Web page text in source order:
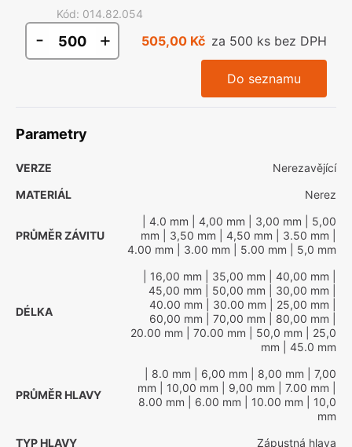
Kód: 014.82.054
- + 505,00 Kč za 500 ks bez DPH
Do seznamu
Parametry
VERZE
Nerezavějící
MATERIÁL
Nerez
PRŮMĚR ZÁVITU
| 4.0 mm | 4,00 mm | 3,00 mm | 5,00
mm | 3,50 mm | 4,50 mm | 3.50 mm
4.00 mm | 3.00 mm | 5.00 mm | 5,0 mm
DÉLKA
| 16,00 mm | 35,00 mm | 40,00 mm
45,00 mm | 50,00 mm | 30,00 mm
40.00 mm | 30.00 mm | 25,00 mm
60,00 mm | 70,00 mm | 80,00 mm
20.00 mm | 70.00 mm | 50,0 mm | 25,0
mm | 45.0 mm
PRŮMĚR HLAVY
| 8.0 mm | 6,00 mm | 8,00 mm | 7,00
mm | 10,00 mm | 9,00 mm | 7.00 mm
8.00 mm | 6.00 mm | 10.00 mm | 10,0
mm
TYP HLAVY
Zápustná hlava